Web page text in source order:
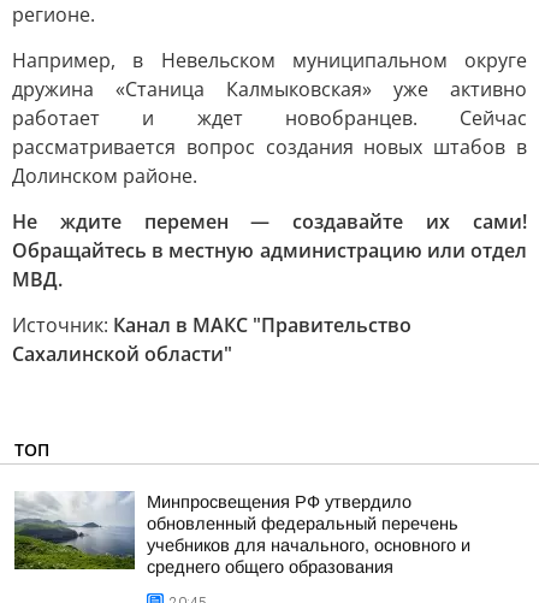
регионе.
Например, в Невельском муниципальном округе
дружина «Станица Калмыковская» уже активно
работает и ждет новобранцев. Сейчас
рассматривается вопрос создания новых штабов в
Долинском районе.
Не ждите перемен — создавайте их сами!
Обращайтесь в местную администрацию или отдел
МВД.
Источник: Канал в МАКС "Правительство
Сахалинской области"
ТОП
Минпросвещения РФ утвердило
обновленный федеральный перечень
учебников для начального, основного и
среднего общего образования